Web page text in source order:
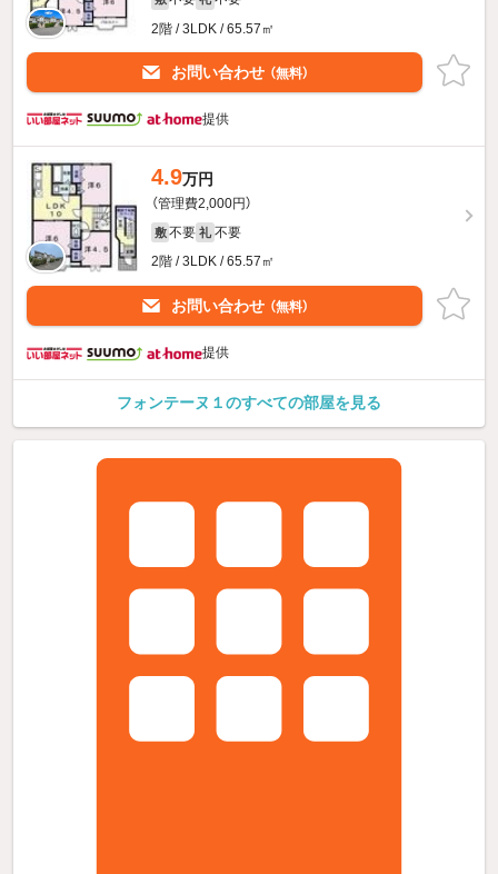
2階 / 3LDK / 65.57㎡
お問い合わせ （無料）
提供
4.9万円
（管理費2,000円）
敷 不要 礼 不要
2階 / 3LDK / 65.57㎡
お問い合わせ （無料）
提供
フォンテーヌ１のすべての部屋を見る